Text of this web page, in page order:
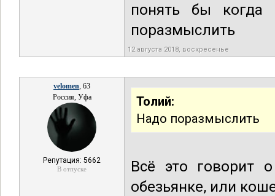
понять бы
поразмыслить
12 августа 2018, воскресенье
velomen, 63
Россия, Уфа
Репутация: 5662
В отпуске
Толий:
Надо поразмыслить
Всё это говорит
обезьянке, или